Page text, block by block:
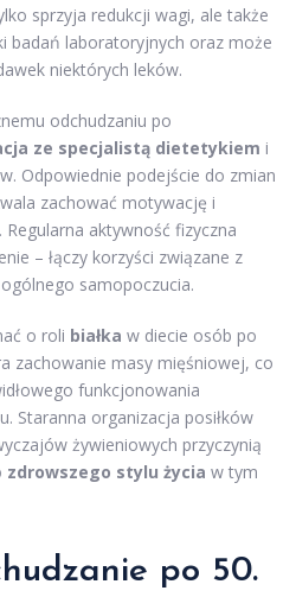
sprzyja redukcji wagi, ale także
badań laboratoryjnych oraz może
niektórych leków.
odchudzaniu po
ze specjalistą dietetykiem i
Odpowiednie podejście do zmian
zachować motywację i
aktywność fizyczna
– łączy korzyści związane z
samopoczucia.
o roli białka w diecie osób po
zachowanie masy mięśniowej, co
funkcjonowania
Staranna organizacja posiłków
żywieniowych przyczynią
zdrowszego stylu życia w tym
po 50.